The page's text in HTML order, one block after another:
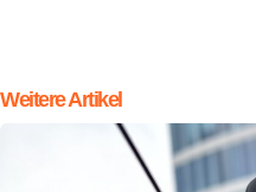
Weitere Artikel